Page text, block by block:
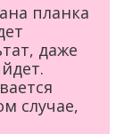
планка
даже
случае,